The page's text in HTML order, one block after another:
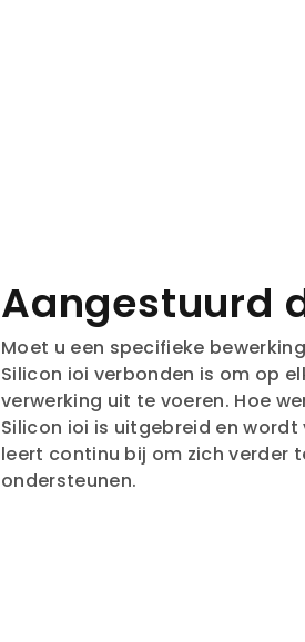
Aangestuurd
Moet u een specifieke
Silicon ioi verbonden is om op
verwerking uit te voeren. Hoe
Silicon ioi is uitgebreid en
leert continu bij om zich verder
ondersteunen.